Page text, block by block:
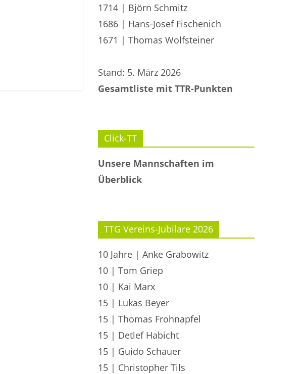
1714 | Björn Schmitz
1686 | Hans-Josef Fischenich
1671 | Thomas Wolfsteiner
Stand: 5. März 2026
Gesamtliste mit TTR-Punkten
Click-TT
Unsere Mannschaften im
Überblick
TTG Vereins-Jubilare 2026
10 Jahre | Anke Grabowitz
10 | Tom Griep
10 | Kai Marx
15 | Lukas Beyer
15 | Thomas Frohnapfel
15 | Detlef Habicht
15 | Guido Schauer
15 | Christopher Tils